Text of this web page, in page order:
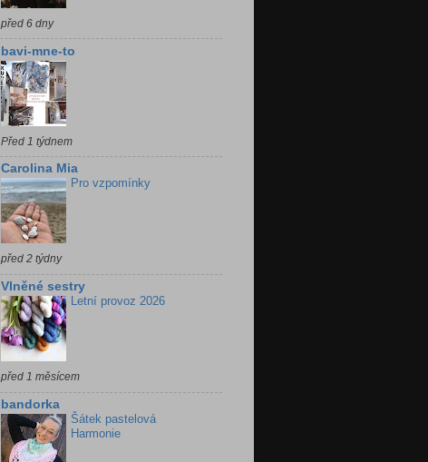
před 6 dny
bavi-mne-to
Před 1 týdnem
Carolina Mia
Pro vzpomínky
před 2 týdny
Vlněné sestry
Letní provoz 2026
před 1 měsícem
bandorka
Šátek pastelová
Harmonie